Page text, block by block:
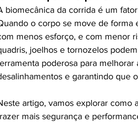
biomecânica da corrida é um
o corpo se move de forma
menos esforço, e com menor
joelhos e tornozelos
poderosa para
e garantindo que
artigo, vamos explorar como
mais segurança e